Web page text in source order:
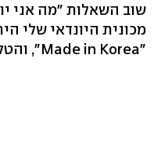
שוב השאלות "מה אני
מכונית היונדאי שלי
"Made in Korea", והטלפון שלי הוא סמסונג?